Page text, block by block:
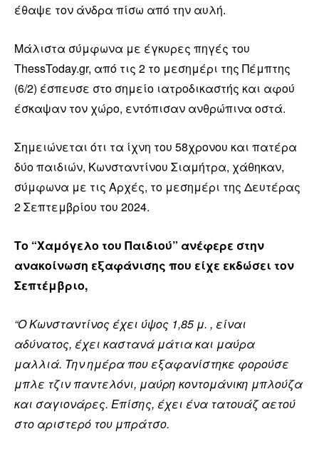
έθαψε τον άνδρα πίσω από την αυλή.
Μάλιστα σύμφωνα με έγκυρες πηγές του
ThessToday.gr, από τις 2 το μεσημέρι της Πέμπτης
(6/2) έσπευσε στο σημείο ιατροδικαστής και αφού
έσκαψαν τον χώρο, εντόπισαν ανθρώπινα οστά.
Σημειώνεται ότι τα ίχνη του 58χρονου και πατέρα
δύο παιδιών, Κωνσταντίνου Σιαμήτρα, χάθηκαν,
σύμφωνα με τις Αρχές, το μεσημέρι της Δευτέρας
2 Σεπτεμβρίου του 2024.
Το “Χαμόγελο του Παιδιού” ανέφερε στην
ανακοίνωση εξαφάνισης που είχε εκδώσει τον
Σεπτέμβριο,
“Ο Κωνσταντίνος έχει ύψος 1,85 μ. , είναι
αδύνατος, έχει καστανά μάτια και μαύρα
μαλλιά. Την ημέρα που εξαφανίστηκε φορούσε
μπλε τζιν παντελόνι, μαύρη κοντομάνικη μπλούζα
και σαγιονάρες. Επίσης, έχει ένα τατουάζ αετού
στο αριστερό του μπράτσο.